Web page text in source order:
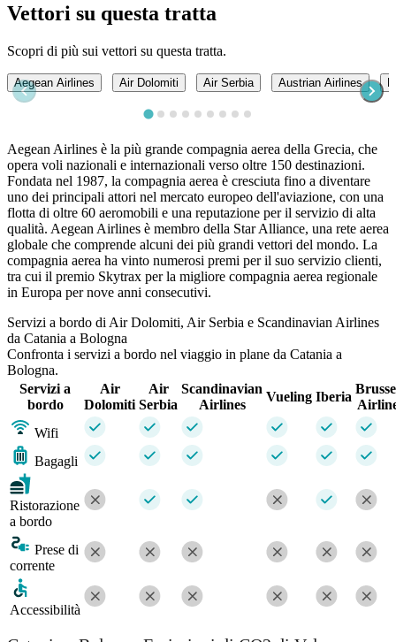
Vettori su questa tratta
Scopri di più sui vettori su questa tratta.
Aegean Airlines Air Dolomiti Air Serbia Austrian Airlines
Aegean Airlines è la più grande compagnia aerea della Grecia, che
opera voli nazionali e internazionali verso oltre 150 destinazioni.
Fondata nel 1987, la compagnia aerea è cresciuta fino a diventare
uno dei principali attori nel mercato europeo dell'aviazione, con una
flotta di oltre 60 aeromobili e una reputazione per il servizio di alta
qualità. Aegean Airlines è membro della Star Alliance, una rete aerea
globale che comprende alcuni dei più grandi vettori del mondo. La
compagnia aerea ha vinto numerosi premi per il suo servizio clienti,
tra cui il premio Skytrax per la migliore compagnia aerea regionale
in Europa per nove anni consecutivi.
Servizi a bordo di Air Dolomiti, Air Serbia e Scandinavian Airlines
da Catania a Bologna
Confronta i servizi a bordo nel viaggio in plane da Catania a
Bologna.
Servizi a
bordo
Air
Dolomiti
Air
Serbia
Scandinavian
Airlines
Vueling Iberia
Wifi
Bagagli
Ristorazione
a bordo
Prese di
corrente
Accessibilità